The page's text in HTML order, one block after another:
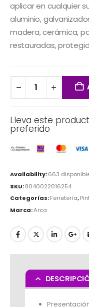
aplicar en cualquier
aluminio,
madera, cerámica,
restauradas,
Lleva este
preferido
Availability:663
SKU:8040022016254
Categorías:Ferretería,
Marca:Arca